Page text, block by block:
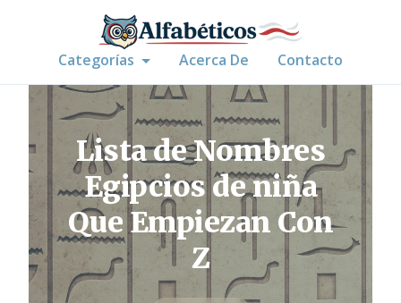
Categorías Acerca De Contacto
Lista de Nombres
Egipcios de niña
Que Empiezan Con
Z